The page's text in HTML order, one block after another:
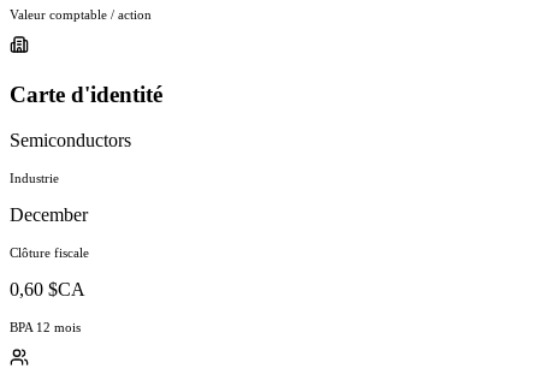
Valeur comptable / action
Carte d'identité
Semiconductors
Industrie
December
Clôture fiscale
0,60 $CA
BPA 12 mois